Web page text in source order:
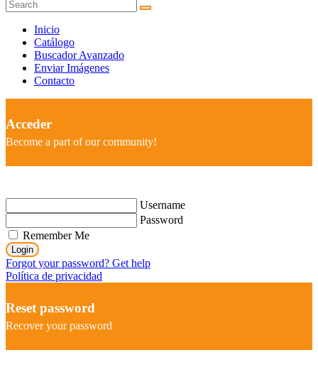
Inicio
Catálogo
Buscador Avanzado
Enviar Imágenes
Contacto
Acceder
Become a part of our community!
Username
Password
Remember Me
Login
Forgot your password? Get help
Política de privacidad
Reset password
Recover your password